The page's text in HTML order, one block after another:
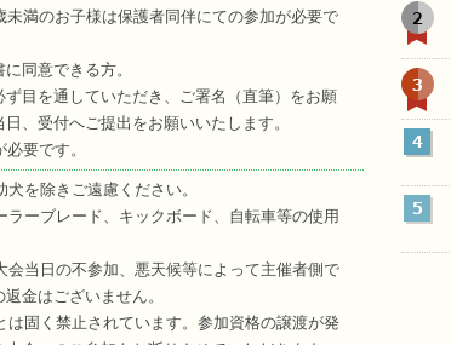
未満のお子様は保護者同伴にての参加が必要で
同意できる方。
目を通していただき、ご署名（直筆）をお願
、受付へご提出をお願いいたします。
要です。
を除きご遠慮ください。
ーブレード、キックボード、自転車等の使用
当日の不参加、悪天候等によって主催者側で
金はございません。
固く禁止されています。参加資格の譲渡が発
2
3
4
5